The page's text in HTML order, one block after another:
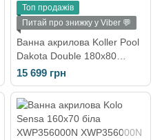
Топ продажів
Питай про знижку у Viber 💬
Ванна акрилова Koller Pool
Dakota Double 180x80
DAKOTAD180X80
15 699 грн